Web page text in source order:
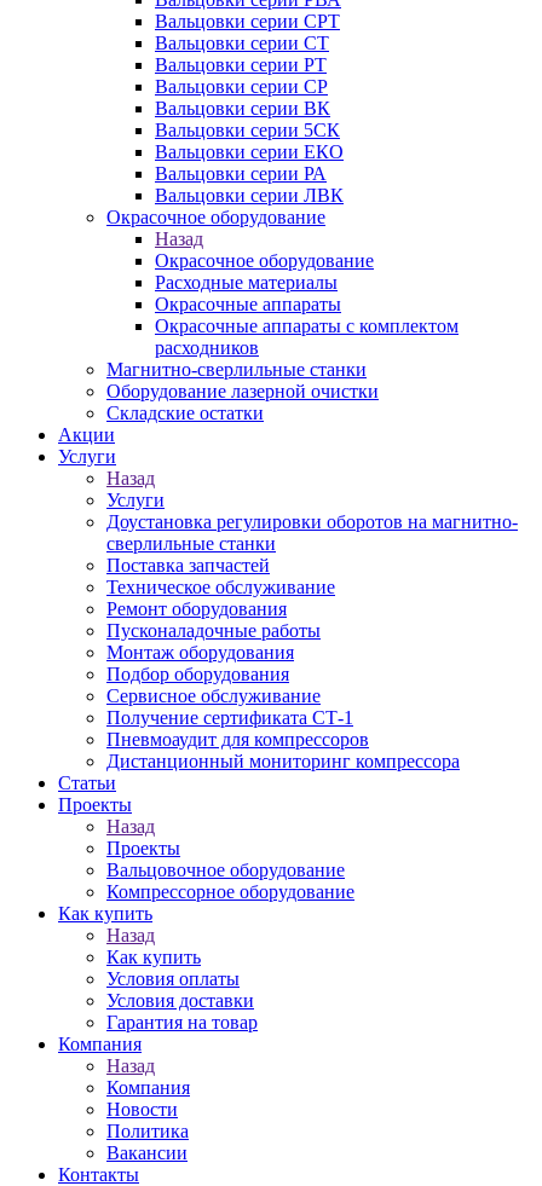
Вальцовки серии СРТ
Вальцовки серии СТ
Вальцовки серии РТ
Вальцовки серии СР
Вальцовки серии ВК
Вальцовки серии 5СК
Вальцовки серии ЕКО
Вальцовки серии РА
Вальцовки серии ЛВК
Окрасочное оборудование
Назад
Окрасочное оборудование
Расходные материалы
Окрасочные аппараты
Окрасочные аппараты с комплектом
расходников
Магнитно-сверлильные станки
Оборудование лазерной очистки
Складские остатки
Акции
Услуги
Назад
Услуги
Доустановка регулировки оборотов на магнитно-
сверлильные станки
Поставка запчастей
Техническое обслуживание
Ремонт оборудования
Пусконаладочные работы
Монтаж оборудования
Подбор оборудования
Сервисное обслуживание
Получение сертификата СТ-1
Пневмоаудит для компрессоров
Дистанционный мониторинг компрессора
Статьи
Проекты
Назад
Проекты
Вальцовочное оборудование
Компрессорное оборудование
Как купить
Назад
Как купить
Условия оплаты
Условия доставки
Гарантия на товар
Компания
Назад
Компания
Новости
Политика
Вакансии
Контакты